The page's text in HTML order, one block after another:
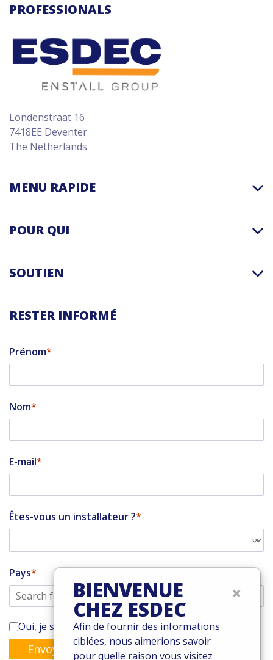
PROFESSIONALS
Londenstraat 16
7418EE Deventer
The Netherlands
MENU RAPIDE
POUR QUI
SOUTIEN
RESTER INFORMÉ
Prénom
Nom
E-mail
Êtes-vous un installateur ?
Pays
Oui, je souhaite m'abonner à la newsletter de Enstall
Envoyer
×
BIENVENUE
CHEZ ESDEC
Afin de fournir des informations
ciblées, nous aimerions savoir
pour quelle raison vous visitez